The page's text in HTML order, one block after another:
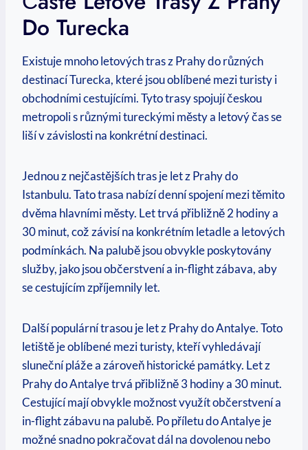
Do Turecka
Existuje mnoho letových tras z Prahy do různých
destinací Turecka, které jsou oblíbené mezi turisty i
obchodními cestujícími. Tyto trasy spojují českou
metropoli s různými tureckými městy a letový čas se
liší v závislosti na konkrétní destinaci.
Jednou z nejčastějších tras je let z Prahy do
Istanbulu. Tato trasa nabízí denní spojení mezi těmito
dvěma hlavními městy. Let trvá přibližně 2 hodiny a
30 minut, což závisí na konkrétním letadle a letových
podmínkách. Na palubě jsou obvykle poskytovány
služby, jako jsou občerstvení a in-flight zábava, aby
se cestujícím zpříjemnily let.
Další populární trasou je let z Prahy do Antalye. Toto
letiště je oblíbené mezi turisty, kteří vyhledávají
sluneční pláže a zároveň historické památky. Let z
Prahy do Antalye trvá přibližně 3 hodiny a 30 minut.
Cestující mají obvykle možnost využít občerstvení a
in-flight zábavu na palubě. Po příletu do Antalye je
možné snadno pokračovat dál na dovolenou nebo